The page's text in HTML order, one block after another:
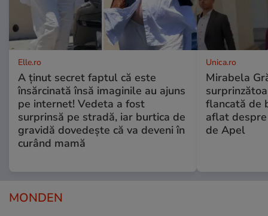
Elle.ro
A ținut secret faptul că este
însărcinată însă imaginile au ajuns
pe internet! Vedeta a fost
surprinsă pe stradă, iar burtica de
gravidă dovedește că va deveni în
curând mamă
Unica.ro
Mirabela
flancată de
aflat
de Apel
MONDEN